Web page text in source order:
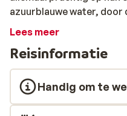
azuurblauwe water, door
imponerende
haar geschiedenis en de
Goden. Dag 1: Aankomst
naar het eerste hotel
de luchthaven van
reisleiding. Na ontvangst
Lees meer
Reisinformatie
Handig om te